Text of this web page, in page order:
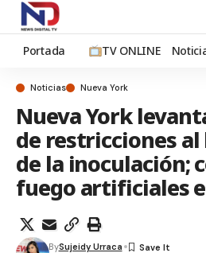
Portada TV ONLINE
Noticias Nueva York
Nueva York
de restricciones al
de la inoculación;
fuego artificiales
BySujeidy Urraca